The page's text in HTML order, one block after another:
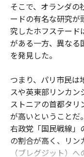
そこで、オランダの
ードの有名な研究
究したホフステード
がある一方、異なる
を発見した。
つまり、パリ市民は
スや英東部リンカン
ストニアの首都タ
が高いということだ
右政党「国民戦線」
の割合が高く、リン
（ブレグジット）